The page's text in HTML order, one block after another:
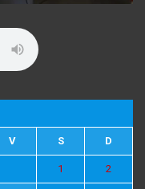
V S D
1 2